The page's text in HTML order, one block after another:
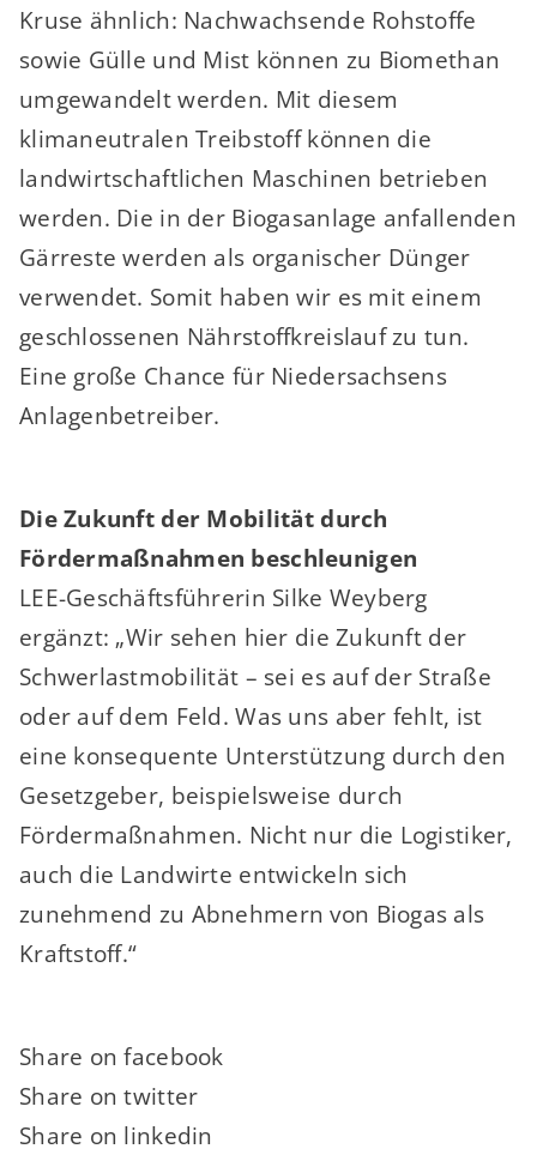
Kruse ähnlich: Nachwachsende Rohstoffe
sowie Gülle und Mist können zu Biomethan
umgewandelt werden. Mit diesem
klimaneutralen Treibstoff können die
landwirtschaftlichen Maschinen betrieben
werden. Die in der Biogasanlage anfallenden
Gärreste werden als organischer Dünger
verwendet. Somit haben wir es mit einem
geschlossenen Nährstoffkreislauf zu tun.
Eine große Chance für Niedersachsens
Anlagenbetreiber.
Die Zukunft der Mobilität durch
Fördermaßnahmen beschleunigen
LEE-Geschäftsführerin Silke Weyberg
ergänzt: „Wir sehen hier die Zukunft der
Schwerlastmobilität – sei es auf der Straße
oder auf dem Feld. Was uns aber fehlt, ist
eine konsequente Unterstützung durch den
Gesetzgeber, beispielsweise durch
Fördermaßnahmen. Nicht nur die Logistiker,
auch die Landwirte entwickeln sich
zunehmend zu Abnehmern von Biogas als
Kraftstoff.“
Share on facebook
Share on twitter
Share on linkedin